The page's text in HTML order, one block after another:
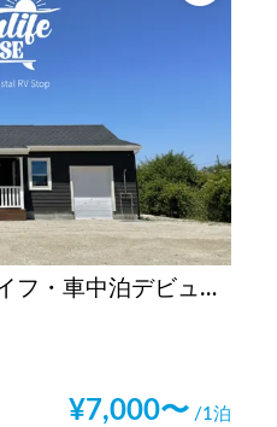
Vanlife BASE | バンライフ・車中泊デビューに！/焚き火・BBQ/co-living/貸し切り可/ペット大歓迎
¥7,000〜 /1泊